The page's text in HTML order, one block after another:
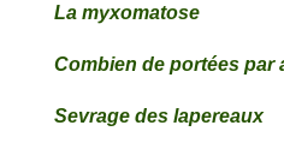
La myxomatose
Combien de portées par
Sevrage des lapereaux